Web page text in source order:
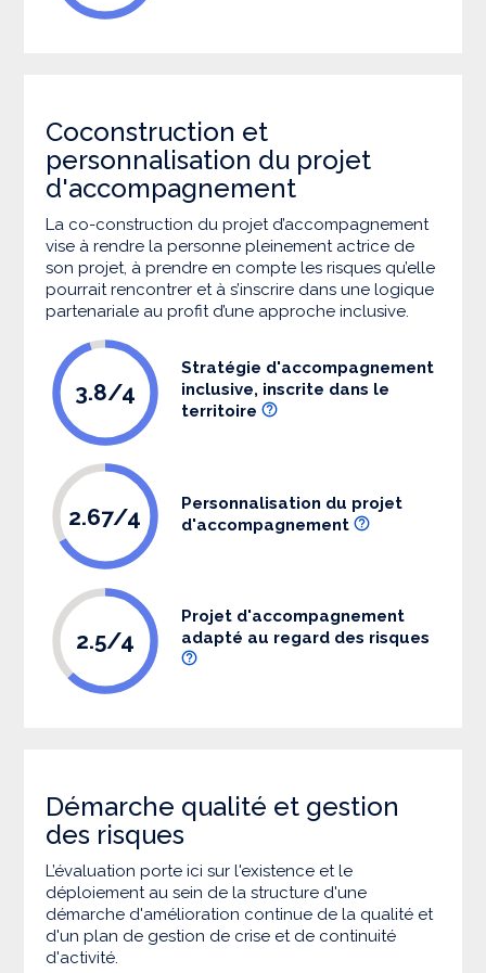
Coconstruction et
personnalisation du projet
d'accompagnement
La co-construction du projet d’accompagnement
vise à rendre la personne pleinement actrice de
son projet, à prendre en compte les risques qu’elle
pourrait rencontrer et à s’inscrire dans une logique
partenariale au profit d’une approche inclusive.
3.8/4
Stratégie d'accompagnement
inclusive, inscrite dans le
territoire
2.67/4
Personnalisation du projet
d'accompagnement
2.5/4
Projet d'accompagnement
adapté au regard des risques
Démarche qualité et gestion
des risques
L’évaluation porte ici sur l'existence et le
déploiement au sein de la structure d'une
démarche d'amélioration continue de la qualité et
d'un plan de gestion de crise et de continuité
d'activité.